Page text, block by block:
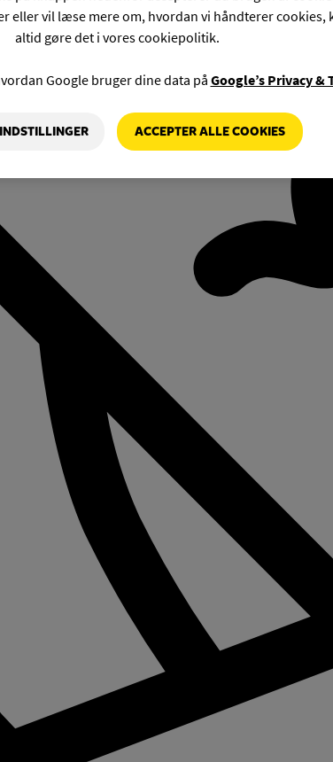
eller vil læse mere om, hvordan vi håndterer cookies,
altid gøre det i vores cookiepolitik.
Google bruger dine data påGoogle’s Privacy &
ACCEPTER ALLE COOKIES